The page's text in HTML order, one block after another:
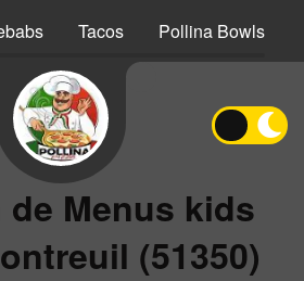
Tacos Pollina Bowls
Menus kids
(51350)